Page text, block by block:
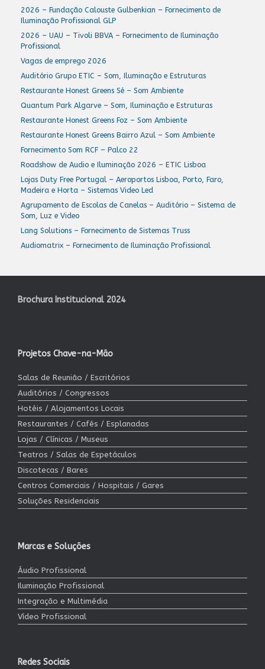
2026 – Fundação Calouste Gulbenkian – Fornecimento de
Iluminação Profissional GLP
2026 – UAU – Tivoli BBVA – Fornecimento de Iluminação
Profissional
Vagas de emprego 2026
Auditório Grupo ETIC – Som, Iluminação e Estruturas
Restaurante Honest Greens Sé – Som Ambiente
Quantum Park Algarve – Som, Iluminação e Estruturas
Restaurante Honest Greens Foz – Som Ambiente
Restaurante Honest Greens Bairro Azul – Som Ambiente
Fornecimento Som RCF – Palco 22
Roadshow de Audio e Iluminação 2026 – ETIC Lisboa
Lojas Duty Free Portugal – Aeroportos Lisboa, Porto, Faro,
Madeira e Horta – Sistemas Video Led
Agrupamento de Escolas de Canelas – Auditório – Sistema de
Som, Luz e Video
Lang Solutions – Fornecimento de Sistemas Truss
Audiomatrix – Fornecimento de Iluminação Profissional
Brochura Institucional 2024
Projetos Chave-na-Mão
Salas de Reunião / Escritórios
Auditórios / Congressos
Hotéis / Alojamentos Locais
Restaurantes / Cafés / Esplanadas
Lojas / Clínicas / Museus
Teatros / Salas de Espetáculos
Discotecas / Bares
Centros Comerciais / Hospitais / Gares
Soluções Residenciais
Marcas e Soluções
Áudio Profissional
Iluminação Profissional
Integração e Multimédia
Vídeo Profissional
Redes Sociais